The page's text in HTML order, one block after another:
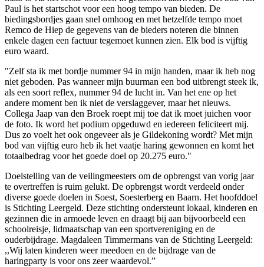
Paul is het startschot voor een hoog tempo van bieden. De
biedingsbordjes gaan snel omhoog en met hetzelfde tempo moet
Remco de Hiep de gegevens van de bieders noteren die binnen
enkele dagen een factuur tegemoet kunnen zien. Elk bod is vijftig
euro waard.
"Zelf sta ik met bordje nummer 94 in mijn handen, maar ik heb nog
niet geboden. Pas wanneer mijn buurman een bod uitbrengt steek ik,
als een soort reflex, nummer 94 de lucht in. Van het ene op het
andere moment ben ik niet de verslaggever, maar het nieuws.
Collega Jaap van den Broek roept mij toe dat ik moet juichen voor
de foto. Ik word het podium opgeduwd en iedereen feliciteert mij.
Dus zo voelt het ook ongeveer als je Gildekoning wordt? Met mijn
bod van vijftig euro heb ik het vaatje haring gewonnen en komt het
totaalbedrag voor het goede doel op 20.275 euro."
Doelstelling van de veilingmeesters om de opbrengst van vorig jaar
te overtreffen is ruim gelukt. De opbrengst wordt verdeeld onder
diverse goede doelen in Soest, Soesterberg en Baarn. Het hoofddoel
is Stichting Leergeld. Deze stichting ondersteunt lokaal, kinderen en
gezinnen die in armoede leven en draagt bij aan bijvoorbeeld een
schoolreisje, lidmaatschap van een sportvereniging en de
ouderbijdrage. Magdaleen Timmermans van de Stichting Leergeld:
,,Wij laten kinderen weer meedoen en de bijdrage van de
haringparty is voor ons zeer waardevol.”